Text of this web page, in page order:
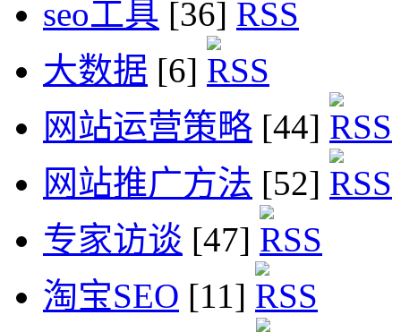
seo工具 [36]
大数据 [6]
网站运营策略 [44]
网站推广方法 [52]
专家访谈 [47]
淘宝SEO [11]